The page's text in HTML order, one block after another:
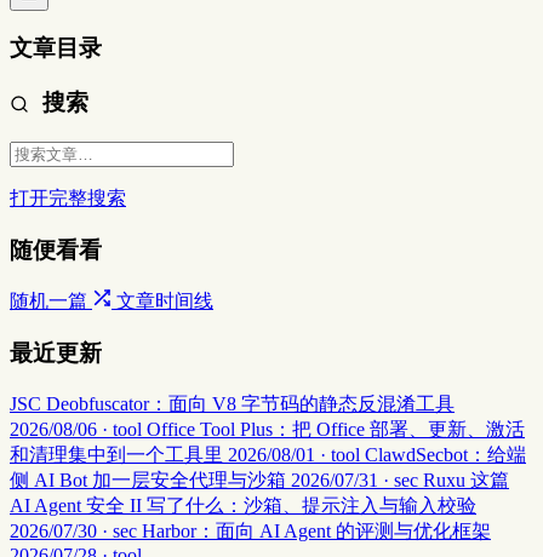
文章目录
搜索
打开完整搜索
随便看看
随机一篇 文章时间线
最近更新
JSC Deobfuscator：面向 V8 字节码的静态反混淆工具
2026/08/06 · tool Office Tool Plus：把 Office 部署、更新、激活
和清理集中到一个工具里 2026/08/01 · tool ClawdSecbot：给端
侧 AI Bot 加一层安全代理与沙箱 2026/07/31 · sec Ruxu 这篇
AI Agent 安全 II 写了什么：沙箱、提示注入与输入校验
2026/07/30 · sec Harbor：面向 AI Agent 的评测与优化框架